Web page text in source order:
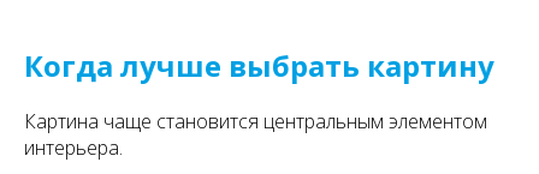
Когда лучше выбрать картину
Картина чаще становится центральным элементом
интерьера.